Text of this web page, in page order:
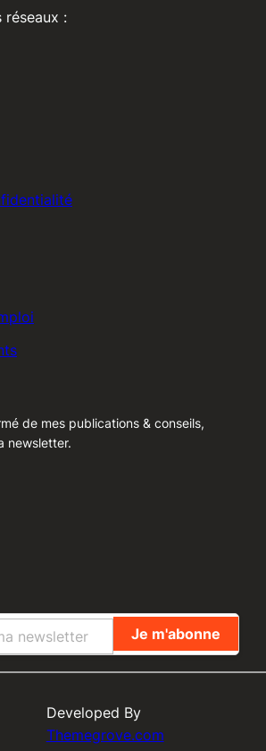
réseaux :
de mes publications & conseils,
newsletter.
Developed By
Themegrove.com